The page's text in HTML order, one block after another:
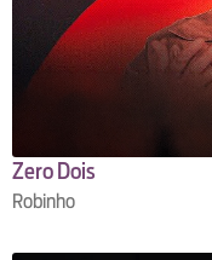
Zero Dois
Robinho